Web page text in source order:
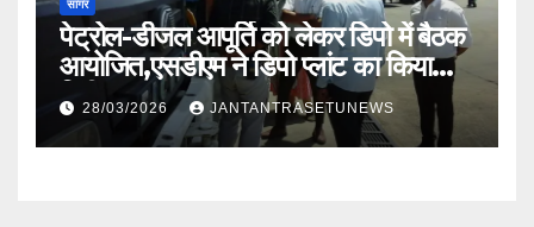
सागर
पेट्रोल-डीजल आपूर्ति को लेकर डिपो में बैठक
आयोजित,एसडीएम ने डिपो प्लांट का किया
निरीक्षण
28/03/2026 JANTANTRASETUNEWS